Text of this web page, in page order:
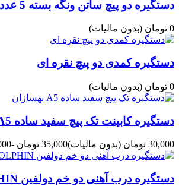
دستگیره دو پیچ ساتن ونگه بسته 5 عددی
0 تومان (بدون مالیات)
دستگیره کمدی دو پیچ نقره ای
0 تومان (بدون مالیات)
دستگیره کابینت تک پیچ سفید ساده A5 بهسازان
30,000 تومان (بدون مالیات)35,000 تومان -5,000 تومان
دستگیره درب آهنی دو خم دولفین DOLPHIN